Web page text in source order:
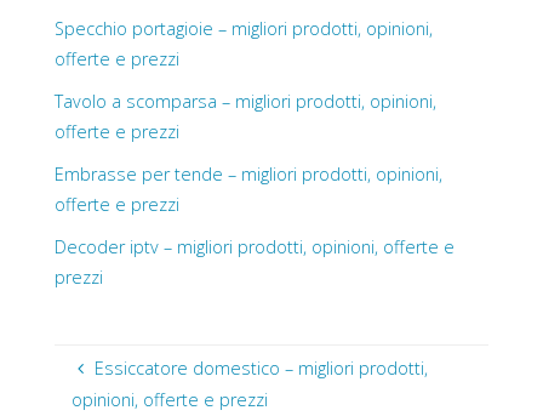
Specchio portagioie – migliori prodotti, opinioni,
offerte e prezzi
Tavolo a scomparsa – migliori prodotti, opinioni,
offerte e prezzi
Embrasse per tende – migliori prodotti, opinioni,
offerte e prezzi
Decoder iptv – migliori prodotti, opinioni, offerte e
prezzi
Essiccatore domestico – migliori prodotti,
opinioni, offerte e prezzi